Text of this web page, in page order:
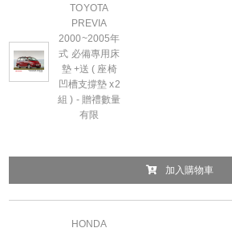
TOYOTA
PREVIA
2000~2005年
式 必備專用床
墊 +送 ( 座椅
凹槽支撐墊 x2
組 ) - 贈禮數量
有限
加入購物車
HONDA